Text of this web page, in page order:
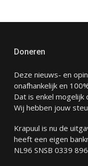
Doneren
Deze nieuws- en
onafhankelijk en
Dat is enkel
Wij hebben jouw
Krapuul is nu de
heeft een eigen
NL96 SNSB 0339